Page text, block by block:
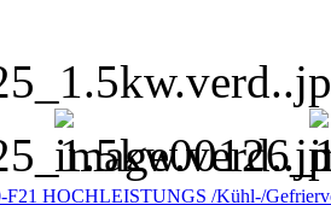
HOCHLEISTUNGS /Kühl-/